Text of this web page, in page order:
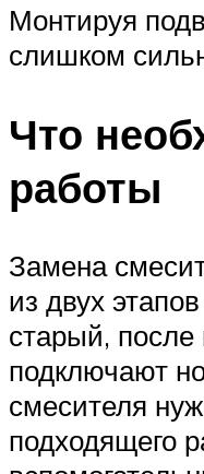
Монтируя
слишком
Что
работы
Замена
из двух
старый,
подключают
смесителя
подходящего